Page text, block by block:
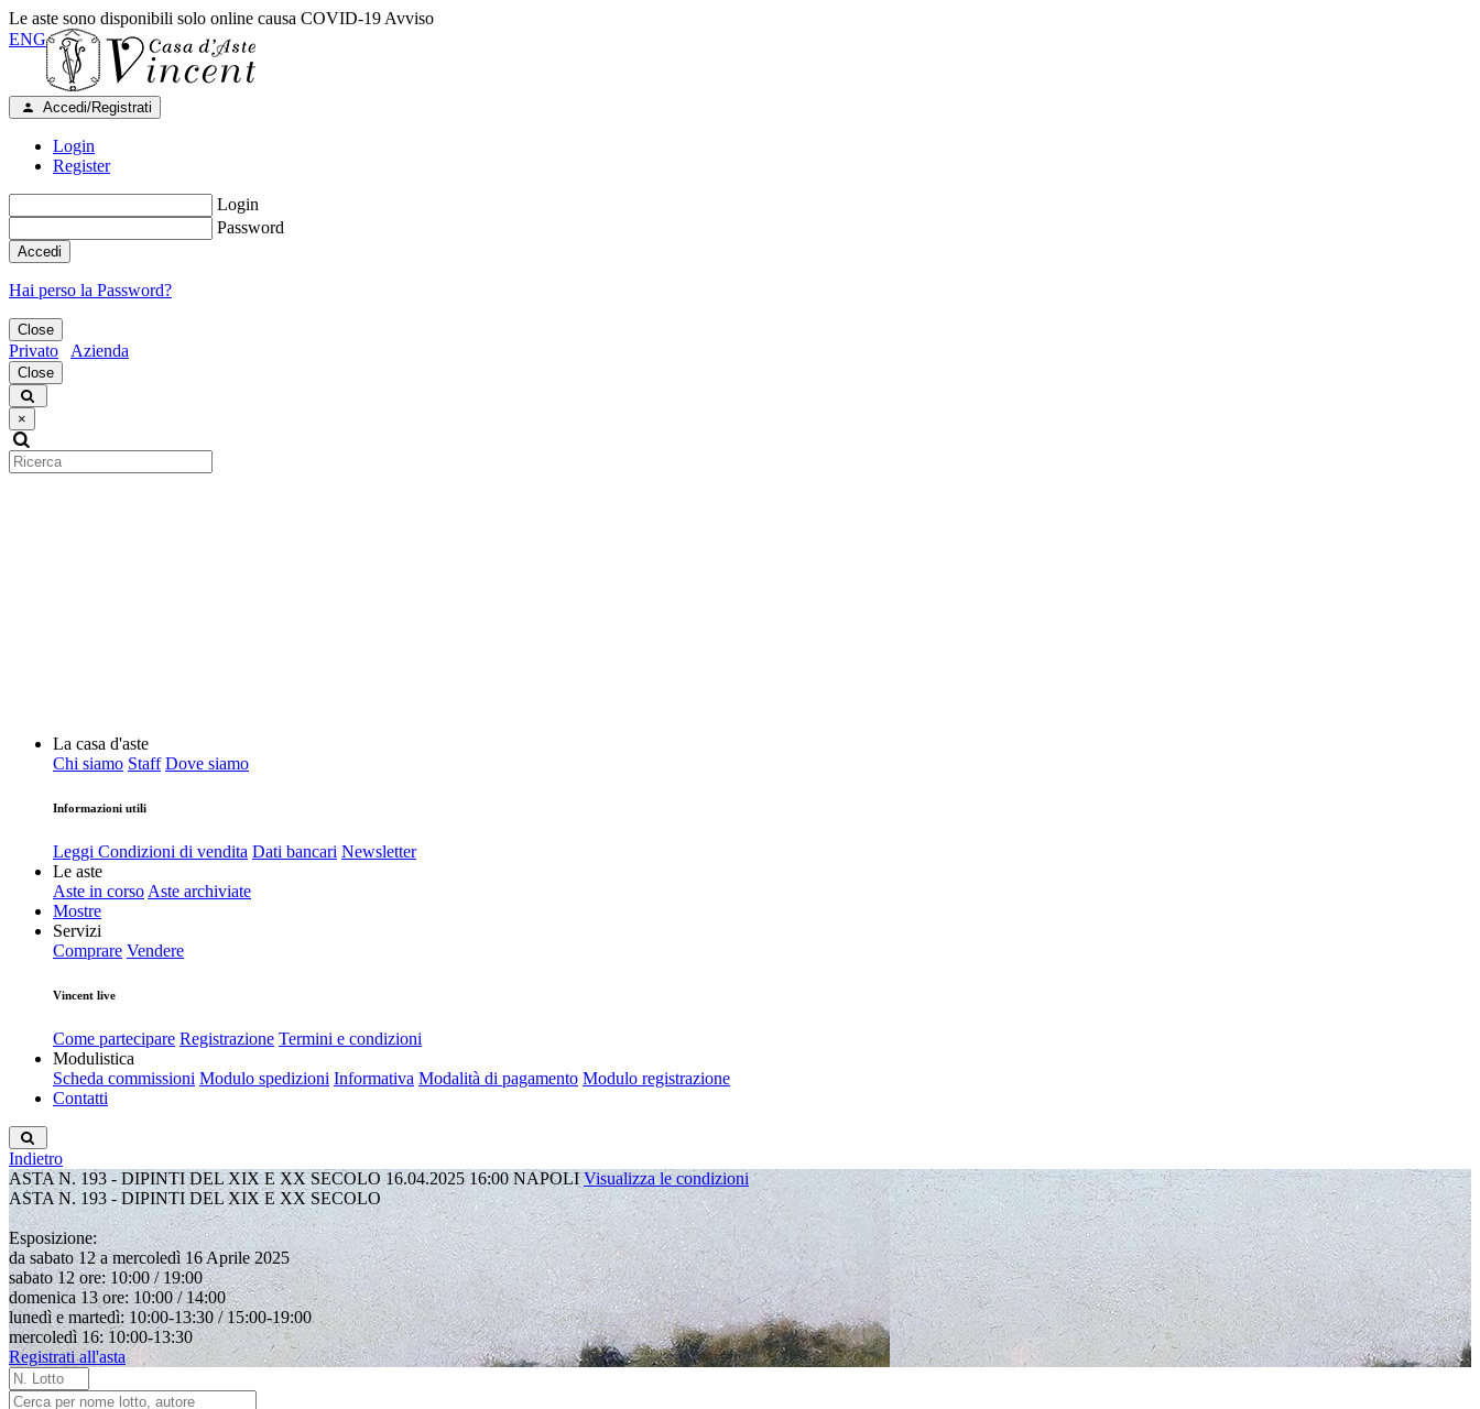
Le aste sono disponibili solo online causa COVID-19 Avviso
ENG
Accedi/Registrati
Login
Register
Login
Password
Accedi
Hai perso la Password?
Close
Privato Azienda
Close
×
La casa d'aste
Chi siamo Staff Dove siamo
Informazioni utili
Leggi Condizioni di vendita Dati bancari Newsletter
Le aste
Aste in corso Aste archiviate
Mostre
Servizi
Comprare Vendere
Vincent live
Come partecipare Registrazione Termini e condizioni
Modulistica
Scheda commissioni Modulo spedizioni Informativa Modalità di pagamento Modulo registrazione
Contatti
Indietro
ASTA N. 193 - DIPINTI DEL XIX E XX SECOLO 16.04.2025 16:00 NAPOLI Visualizza le condizioni
ASTA N. 193 - DIPINTI DEL XIX E XX SECOLO
Esposizione:
da sabato 12 a mercoledì 16 Aprile 2025
sabato 12 ore: 10:00 / 19:00
domenica 13 ore: 10:00 / 14:00
lunedì e martedì: 10:00-13:30 / 15:00-19:00
mercoledì 16: 10:00-13:30
Registrati all'asta